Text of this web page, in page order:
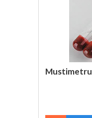
Mustimetru